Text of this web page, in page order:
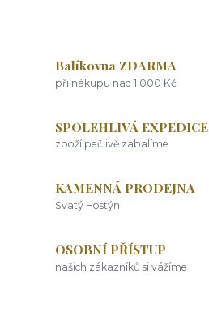
Balíkovna ZDARMA
při nákupu nad 1 000 Kč
SPOLEHLIVÁ EXPEDICE
zboží pečlivě zabalíme
KAMENNÁ PRODEJNA
Svatý Hostýn
OSOBNÍ PŘÍSTUP
našich zákazníků si vážíme